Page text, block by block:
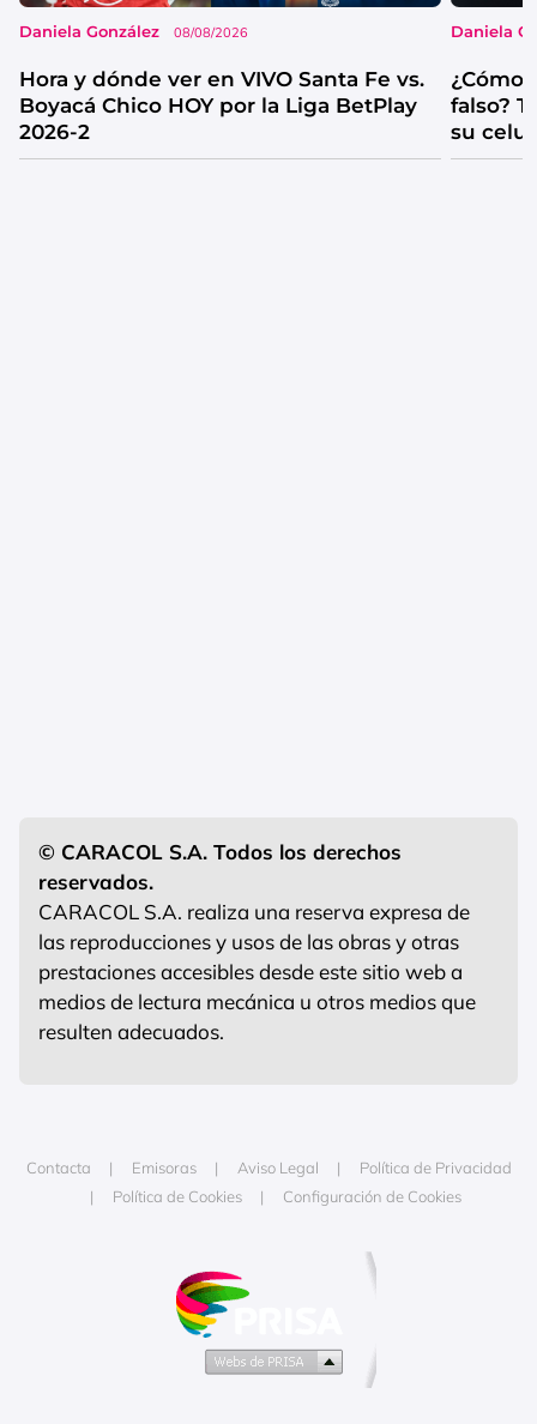
Daniela González 08/08/2026
Hora y dónde ver en VIVO Santa Fe vs.
Boyacá Chico HOY por la Liga BetPlay
2026-2
Daniela
¿Cómo
falso?
su
© CARACOL S.A. Todos los derechos
reservados.
CARACOL S.A. realiza una reserva expresa de
las reproducciones y usos de las obras y otras
prestaciones accesibles desde este sitio web a
medios de lectura mecánica u otros medios que
resulten adecuados.
Contacta Emisoras Aviso Legal
Política de Privacidad
Política de Cookies
Configuración de Cookies